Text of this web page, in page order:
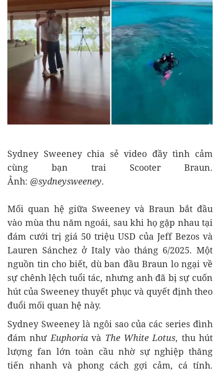
Sydney Sweeney chia sẻ video đầy tình cảm
cùng bạn trai Scooter Braun.
Ảnh: @sydneysweeney.
Mối quan hệ giữa Sweeney và Braun bắt đầu
vào mùa thu năm ngoái, sau khi họ gặp nhau tại
đám cưới trị giá 50 triệu USD của Jeff Bezos và
Lauren Sánchez ở Italy vào tháng 6/2025. Một
nguồn tin cho biết, dù ban đầu Braun lo ngại về
sự chênh lệch tuổi tác, nhưng anh đã bị sự cuốn
hút của Sweeney thuyết phục và quyết định theo
đuổi mối quan hệ này.
Sydney Sweeney là ngôi sao của các series đình
đám nhưEuphoriavà The White Lotus, thu hút
lượng fan lớn toàn cầu nhờ sự nghiệp thăng
tiến nhanh và phong cách gợi cảm, cá tính.